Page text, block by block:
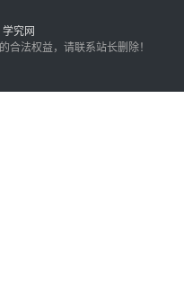
学究网
合法权益，请联系站长删除！